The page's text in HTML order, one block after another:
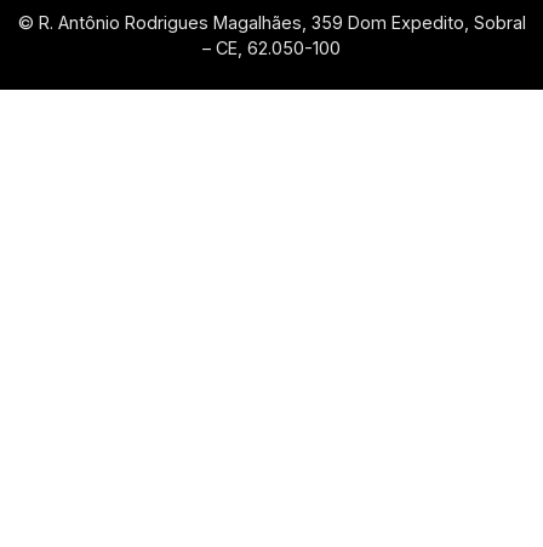
© R. Antônio Rodrigues Magalhães, 359 Dom Expedito, Sobral
– CE, 62.050-100